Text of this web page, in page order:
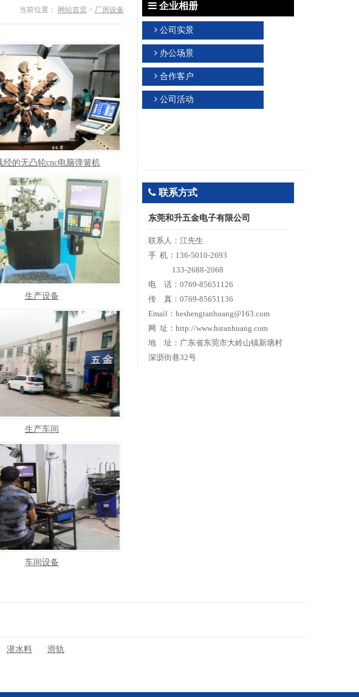
当前位置： 网站首页 > 厂房设备
经的无凸轮cnc电脑弹簧机
生产设备
生产车间
车间设备
企业相册
公司实景
办公场景
合作客户
公司活动
联系方式
东莞和升五金电子有限公司
联系人：江先生
手 机：136-5010-2693
133-2688-2068
电 话：0769-85651126
传 真：0769-85651136
Email：heshengtanhuang@163.com
网 址：http://www.hstanhuang.com
地 址：广东省东莞市大岭山镇新塘村
深沥街巷32号
潜水料 滑轨